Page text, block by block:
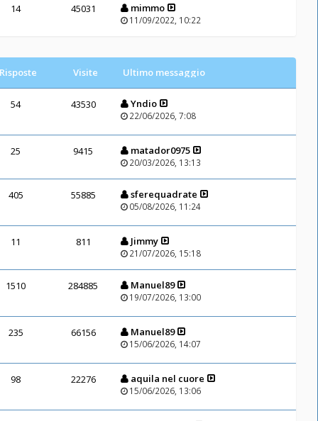
14 45031 mimmo
11/09/2022, 10:22
Risposte Visite Ultimo messaggio
54 43530 Yndio
22/06/2026, 7:08
25 9415 matador0975
20/03/2026, 13:13
405 55885 sferequadrate
05/08/2026, 11:24
11 811 Jimmy
21/07/2026, 15:18
1510 284885 Manuel89
19/07/2026, 13:00
235 66156 Manuel89
15/06/2026, 14:07
98 22276 aquila nel cuore
15/06/2026, 13:06